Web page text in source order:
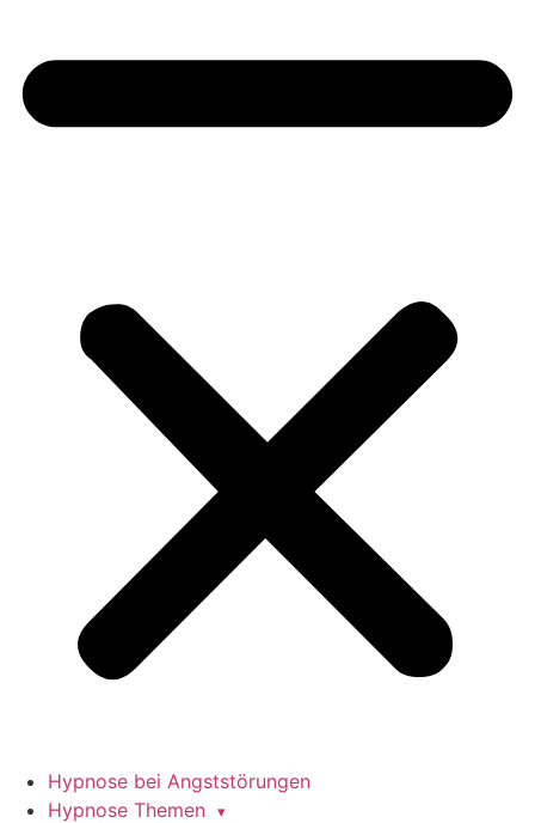
Hypnose bei Angststörungen
Hypnose Themen